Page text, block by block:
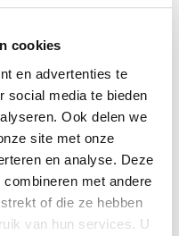
cookies
en advertenties te
social media te bieden
Ook delen we
site met onze
en analyse. Deze
met andere
of die ze hebben
van hun services. U
(19)
we wat meer dankzij
uit Zwaag. In 1715
piraten overvallen.
dienst bij de zoon van de
te worden. Dekker
hij het van huisslaaf
de enige van zijn schip die
overleden. Anderen zoals
plaatsen werden
of werden collectes